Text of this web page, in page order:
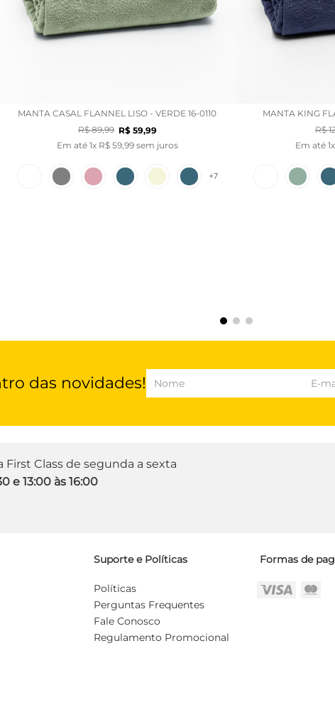
MANTA CASAL FLANNEL LISO - VERDE 16-0110
R$ 89,99 R$ 59,99
Em até 1x R$ 59, 99sem juros
+7
MANTA KING
R$
Em até 1x
das novidades!
First Class de segunda a sexta
e 13:00 às 16:00
Suporte e Políticas
Políticas
Perguntas Frequentes
Fale Conosco
Regulamento Promocional
Formas de